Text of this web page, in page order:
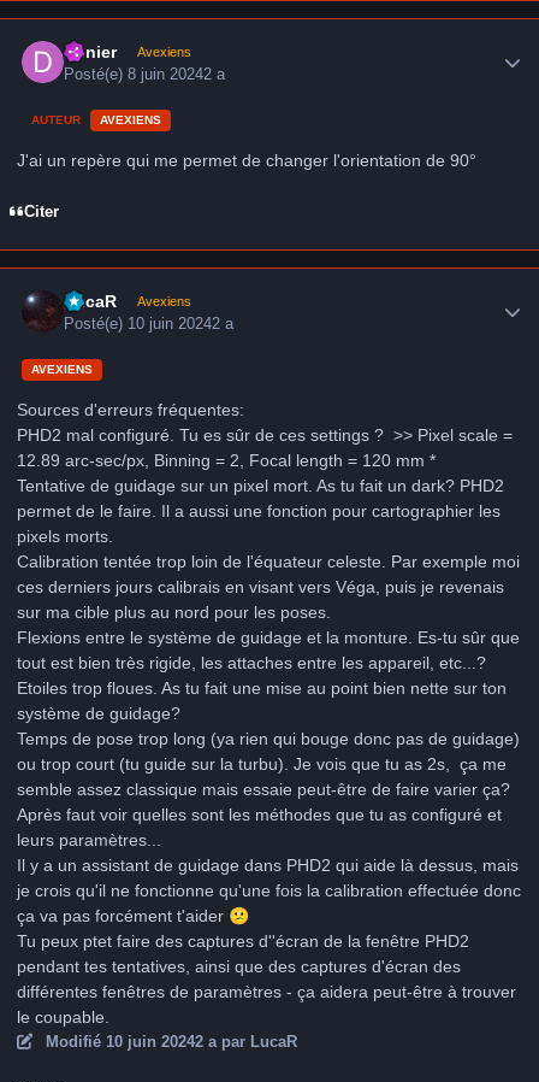
Denier Avexiens
Posté(e)8 juin 20242 a
AUTEUR AVEXIENS
J'ai un repère qui me permet de changer l'orientation de 90°
Citer
LucaR Avexiens
Posté(e) 10 juin 20242 a
AVEXIENS
Sources d'erreurs fréquentes:
PHD2 mal configuré. Tu es sûr de ces settings ? >> Pixel scale =
12.89 arc-sec/px, Binning = 2, Focal length = 120 mm *
Tentative de guidage sur un pixel mort. As tu fait un dark? PHD2
permet de le faire. Il a aussi une fonction pour cartographier les
pixels morts.
Calibration tentée trop loin de l'équateur celeste. Par exemple moi
ces derniers jours calibrais en visant vers Véga, puis je revenais
sur ma cible plus au nord pour les poses.
Flexions entre le système de guidage et la monture. Es-tu sûr que
tout est bien très rigide, les attaches entre les appareil, etc...?
Etoiles trop floues. As tu fait une mise au point bien nette sur ton
système de guidage?
Temps de pose trop long (ya rien qui bouge donc pas de guidage)
ou trop court (tu guide sur la turbu). Je vois que tu as 2s, ça me
semble assez classique mais essaie peut-être de faire varier ça?
Après faut voir quelles sont les méthodes que tu as configuré et
leurs paramètres...
Il y a un assistant de guidage dans PHD2 qui aide là dessus, mais
je crois qu'il ne fonctionne qu'une fois la calibration effectuée donc
ça va pas forcément t'aider 😕
Tu peux ptet faire des captures d''écran de la fenêtre PHD2
pendant tes tentatives, ainsi que des captures d'écran des
différentes fenêtres de paramètres - ça aidera peut-être à trouver
le coupable.
Modifié 10 juin 20242 apar LucaR